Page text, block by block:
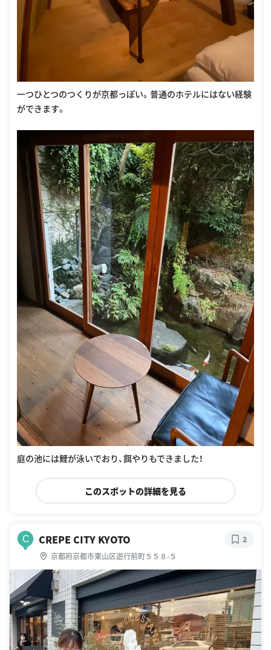
一つひとつのつくりが京都っぽい。普通のホテルにはない経験
ができます。
庭の池には鯉が泳いでおり、餌やりもできました！
このスポットの詳細を見る
C CREPE CITY KYOTO
京都府京都市東山区遊行前町５５８-５
2